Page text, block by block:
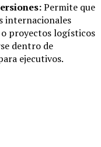
Permite que
internacionales
proyectos logísticos
dentro de
ejecutivos.